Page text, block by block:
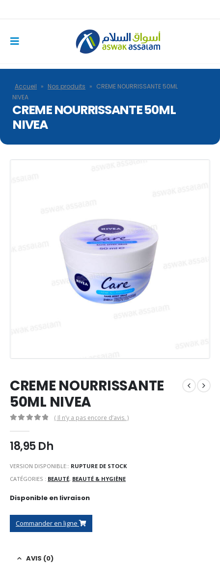
Accueil » Nos produits » CREME NOURRISSANTE 50ML
NIVEA
CREME NOURRISSANTE 50ML
NIVEA
CREME NOURRISSANTE
50ML NIVEA
( Il n’y a pas encore d’avis. )
18,95Dh
VERSION DISPONIBLE:: RUPTURE DE STOCK
CATÉGORIES : BEAUTÉ, BEAUTÉ & HYGIÈNE
Disponible en livraison
Commander en ligne
AVIS (0)